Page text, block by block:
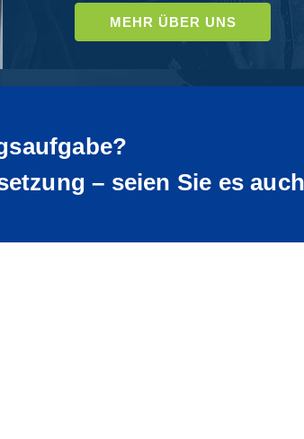
MEHR ÜBER UNS
– seien Sie es